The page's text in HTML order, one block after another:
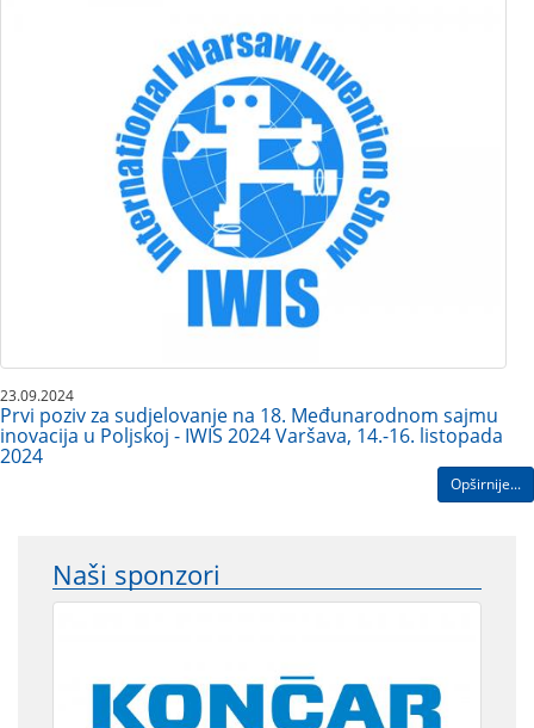
23.09.2024
Prvi poziv za sudjelovanje na 18. Međunarodnom sajmu
inovacija u Poljskoj - IWIS 2024 Varšava, 14.-16. listopada
2024
Opširnije...
Naši sponzori